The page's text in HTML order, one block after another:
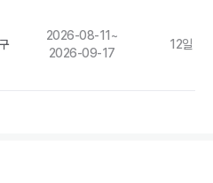
2026-08-11 ~
2026-09-17
12일